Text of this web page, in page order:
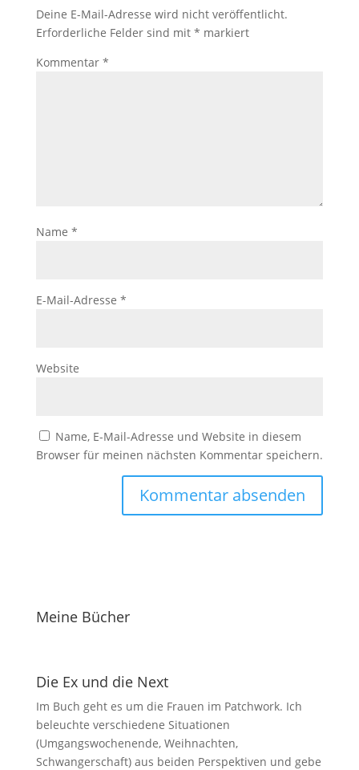
Deine E-Mail-Adresse wird nicht veröffentlicht.
Erforderliche Felder sind mit * markiert
Kommentar *
Name *
E-Mail-Adresse *
Website
Name, E-Mail-Adresse und Website in diesem
Browser für meinen nächsten Kommentar speichern.
Meine Bücher
Die Ex und die Next
Im Buch geht es um die Frauen im Patchwork. Ich
beleuchte verschiedene Situationen
(Umgangswochenende, Weihnachten,
Schwangerschaft) aus beiden Perspektiven und gebe